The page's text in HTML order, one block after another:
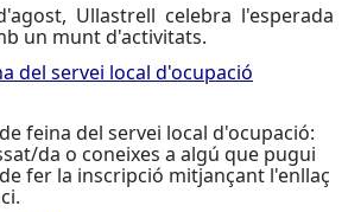
Ullastrell celebra l'esperada
un munt d'activitats.
del servei local d'ocupació
del servei local d'ocupació
feina del servei local d'ocupació:
da o coneixes a algú que pugui
fer la inscripció mitjançant l'enllaç